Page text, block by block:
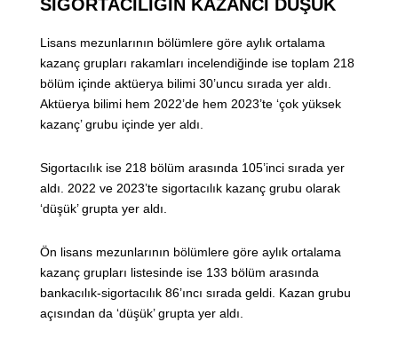
SİGORTACILIĞIN KAZANCI DÜŞÜK
Lisans mezunlarının bölümlere göre aylık ortalama
kazanç grupları rakamları incelendiğinde ise toplam 218
bölüm içinde aktüerya bilimi 30’uncu sırada yer aldı.
Aktüerya bilimi hem 2022’de hem 2023’te ‘çok yüksek
kazanç’ grubu içinde yer aldı.
Sigortacılık ise 218 bölüm arasında 105’inci sırada yer
aldı. 2022 ve 2023’te sigortacılık kazanç grubu olarak
‘düşük’ grupta yer aldı.
Ön lisans mezunlarının bölümlere göre aylık ortalama
kazanç grupları listesinde ise 133 bölüm arasında
bankacılık-sigortacılık 86’ıncı sırada geldi. Kazan grubu
açısından da ‘düşük’ grupta yer aldı.